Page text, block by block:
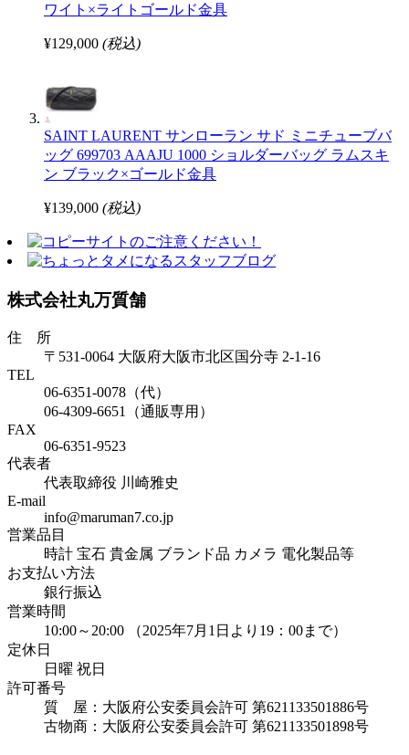
ワイト×ライトゴールド金具
¥129,000 (税込)
SAINT LAURENT サンローラン サド ミニチューブバ
ッグ 699703 AAAJU 1000 ショルダーバッグ ラムスキ
ン ブラック×ゴールド金具
¥139,000 (税込)
株式会社丸万質舗
住 所
〒531-0064 大阪府大阪市北区国分寺 2-1-16
TEL
06-6351-0078（代）
06-4309-6651（通販専用）
FAX
06-6351-9523
代表者
代表取締役 川崎雅史
E-mail
info@maruman7.co.jp
営業品目
時計 宝石 貴金属 ブランド品 カメラ 電化製品等
お支払い方法
銀行振込
営業時間
10:00～20:00 （2025年7月1日より19：00まで）
定休日
日曜 祝日
許可番号
質 屋：大阪府公安委員会許可 第621133501886号
古物商：大阪府公安委員会許可 第621133501898号